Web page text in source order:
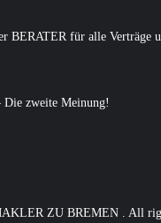
für alle Verträge
Die zweite Meinung!
ZU BREMEN . All